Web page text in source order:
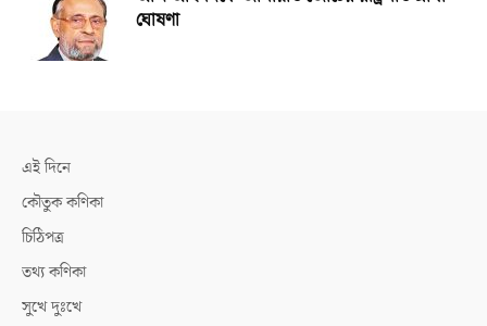
ঘোষণা
এই দিনে
কৌতুক কণিকা
চিঠিপত্র
তথ্য কণিকা
সুখে দুঃখে